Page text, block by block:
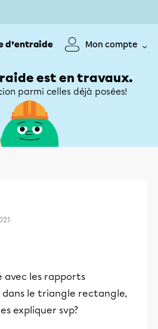
d’entraide Mon compte
est en travaux.
parmi celles déjà posées!
les rapports
le triangle rectangle,
expliquer svp?